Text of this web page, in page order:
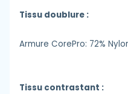
Tissu doublure :
Armure CorePro: 72%
Tissu contrastant :